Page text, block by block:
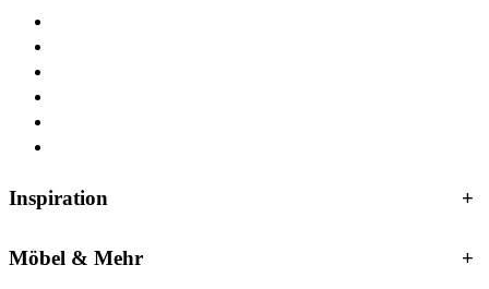
Inspiration +
Möbel & Mehr +